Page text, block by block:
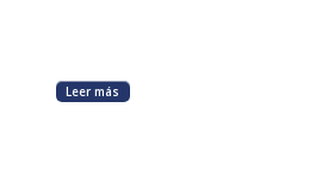
Leer más